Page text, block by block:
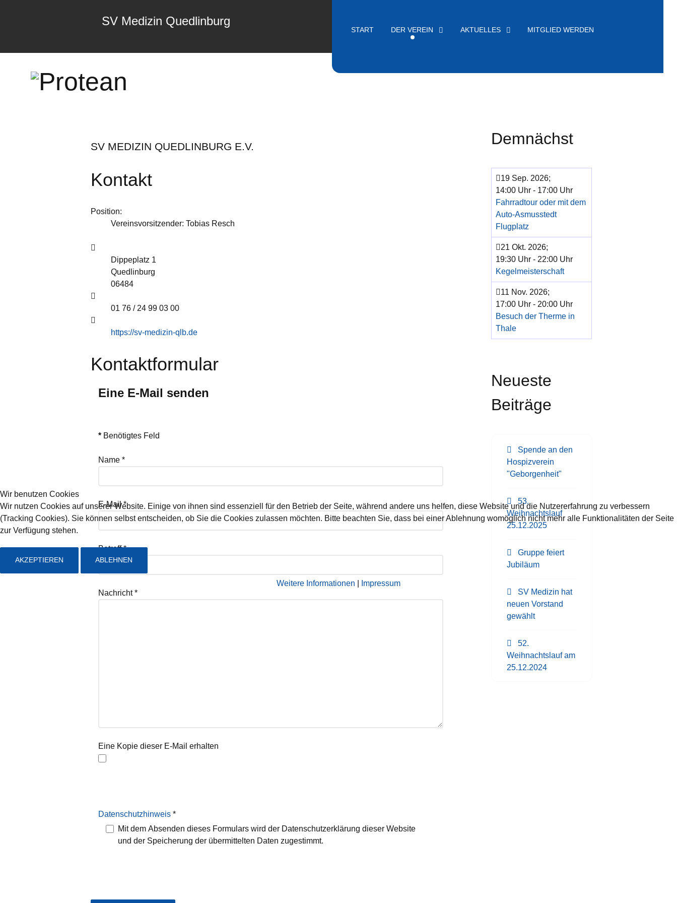
SV Medizin Quedlinburg
START DER VEREIN AKTUELLES MITGLIED WERDEN
SV MEDIZIN QUEDLINBURG E.V.
Kontakt
Position:
Vereinsvorsitzender: Tobias Resch
Dippeplatz 1
Quedlinburg
06484
01 76 / 24 99 03 00
https://sv-medizin-qlb.de
Kontaktformular
Eine E-Mail senden
* Benötigtes Feld
Name *
E-Mail*
Betreff*
Nachricht*
Eine Kopie dieser E-Mail erhalten
Datenschutzhinweis *
Datenschutzhinweis
Mit dem Absenden dieses Formulars wird der Datenschutzerklärung dieser Website
und der Speicherung der übermittelten Daten zugestimmt.
Demnächst
19 Sep. 2026;
14:00 Uhr - 17:00 Uhr
Fahrradtour oder mit dem
Auto-Asmusstedt
Flugplatz
21 Okt. 2026;
19:30 Uhr - 22:00 Uhr
Kegelmeisterschaft
11 Nov. 2026;
17:00 Uhr - 20:00 Uhr
Besuch der Therme in
Thale
Neueste
Beiträge
Spende an den
Hospizverein
"Geborgenheit"
53.
Weihnachtslauf
25.12.2025
Gruppe feiert
Jubiläum
SV Medizin hat
neuen Vorstand
gewählt
52.
Weihnachtslauf am
25.12.2024
Wir benutzen Cookies
Wir nutzen Cookies auf unserer Website. Einige von ihnen sind essenziell für den Betrieb der Seite, während andere uns helfen, diese Website und die Nutzererfahrung zu verbessern
(Tracking Cookies). Sie können selbst entscheiden, ob Sie die Cookies zulassen möchten. Bitte beachten Sie, dass bei einer Ablehnung womöglich nicht mehr alle Funktionalitäten der Seite
zur Verfügung stehen.
AKZEPTIEREN ABLEHNEN
Weitere Informationen Impressum